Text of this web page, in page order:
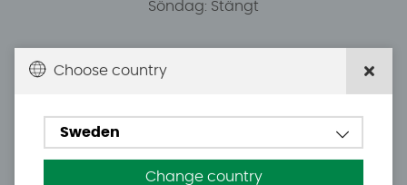
Söndag: Stängt
Du kan hämta ordrar efter överenskommelse från
E-post: info@surfspot.se
Choose country
Sweden
Change country